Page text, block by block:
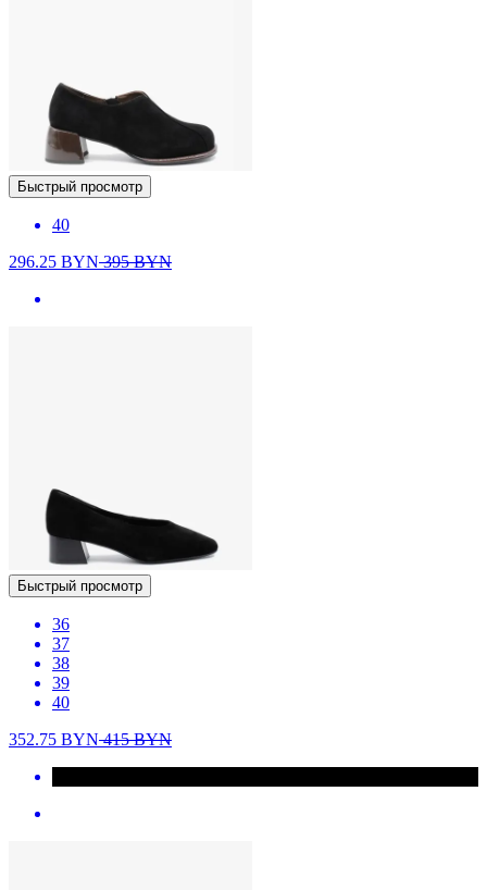
Быстрый просмотр
40
296.25 BYN395BYN
Быстрый просмотр
36
37
38
39
40
352.75 BYN415BYN